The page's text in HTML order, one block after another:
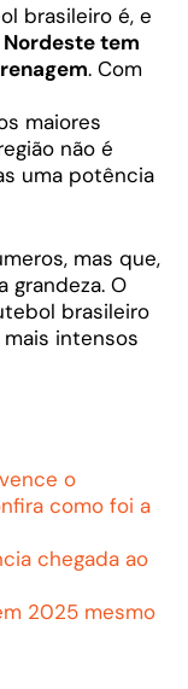
brasileiro é, e
Nordeste tem
. Com
maiores
não é
uma potência
mas que,
grandeza. O
brasileiro
intensos
o
como foi a
chegada ao
2025 mesmo